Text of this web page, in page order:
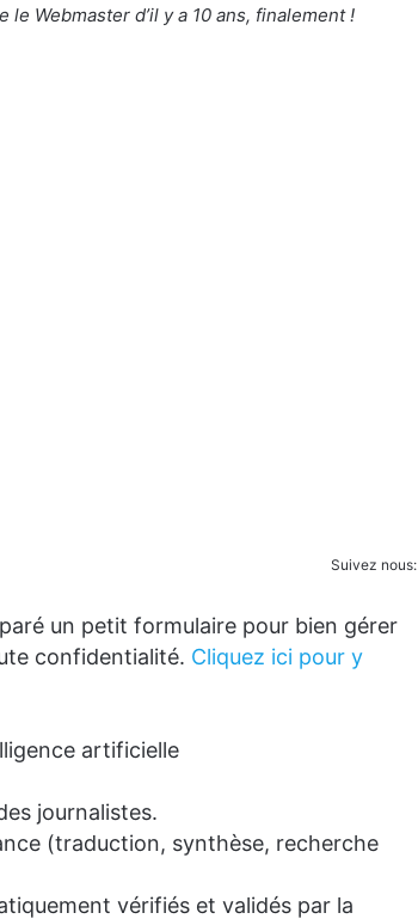
Webmaster d’il y a 10 ans, finalement !
Suivez nous:
un petit formulaire pour bien gérer
confidentialité. Cliquez ici pour y
artificielle
journalistes.
(traduction, synthèse, recherche
vérifiés et validés par la